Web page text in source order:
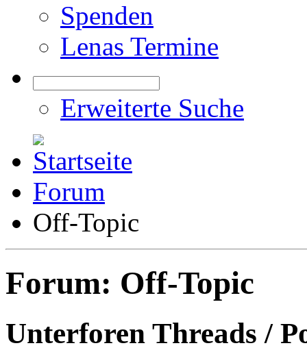
Spenden
Lenas Termine
Erweiterte Suche
Forum
Off-Topic
Forum: Off-Topic
Unterforen Threads /